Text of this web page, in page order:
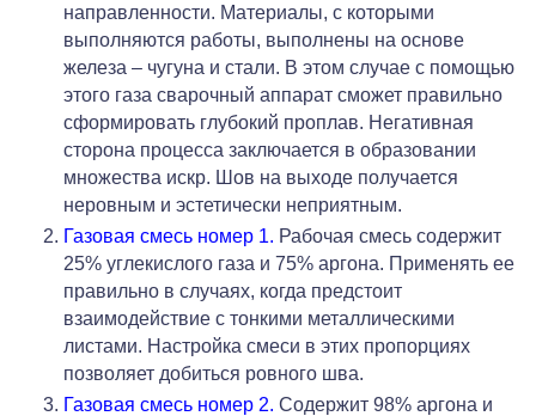
направленности. Материалы, с которыми
выполняются работы, выполнены на основе
железа – чугуна и стали. В этом случае с помощью
этого газа сварочный аппарат сможет правильно
сформировать глубокий проплав. Негативная
сторона процесса заключается в образовании
множества искр. Шов на выходе получается
неровным и эстетически неприятным.
Газовая смесь номер 1. Рабочая смесь содержит
25% углекислого газа и 75% аргона. Применять ее
правильно в случаях, когда предстоит
взаимодействие с тонкими металлическими
листами. Настройка смеси в этих пропорциях
позволяет добиться ровного шва.
Газовая смесь номер 2. Содержит 98% аргона и